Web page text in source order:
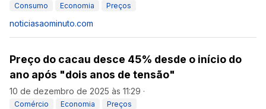
Consumo Economia Preços
noticiasaominuto.com
Preço do cacau desce 45% desde o início do
ano após "dois anos de tensão"
10 de dezembro de 2025 às 11:29 ·
Comércio Economia Preços